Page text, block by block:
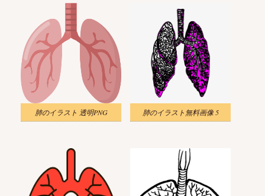
肺のイラスト 透明PNG 肺のイラスト無料画像 5